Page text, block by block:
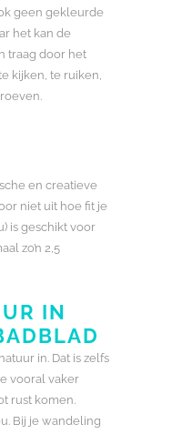
geen gekleurde
het kan de
traag door het
kijken, te ruiken,
en creatieve
niet uit hoe fit je
is geschikt voor
zo’n 2,5
IN
in. Dat is zelfs
vooral vaker
rust komen.
Bij je wandeling